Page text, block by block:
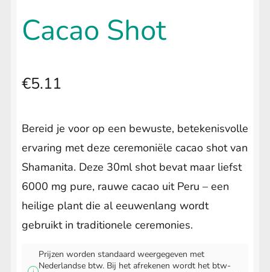
Sananga
Floral Waters
Submenu
uitvouwen
Guayusa extract
Iboga Essence
Raw Cacao
Cacao Shot
€5.11
Bereid je voor op een bewuste, betekenisvolle
ervaring met deze ceremoniële cacao shot van
Shamanita. Deze 30ml shot bevat maar liefst
6000 mg pure, rauwe cacao uit Peru – een
heilige plant die al eeuwenlang wordt
gebruikt in traditionele ceremonies.
Prijzen worden standaard weergegeven met
Nederlandse btw. Bij het afrekenen wordt het btw-